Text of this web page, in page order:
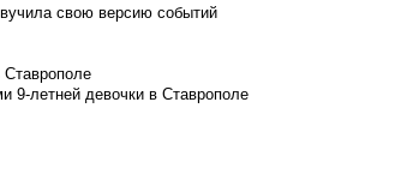
свою версию событий
Ставрополе
9-летней девочки в Ставрополе